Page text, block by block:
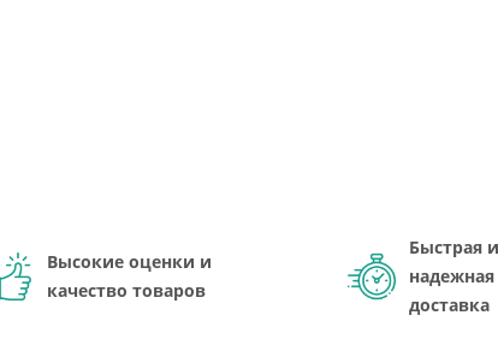
Высокие оценки и
качество товаров
Быстрая и
надежная
доставка